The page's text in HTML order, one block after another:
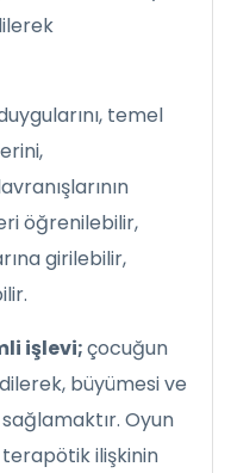
temel
öğrenilebilir,
girilebilir,
işlevi;çocuğun
büyümesi ve
Oyun
ilişkinin